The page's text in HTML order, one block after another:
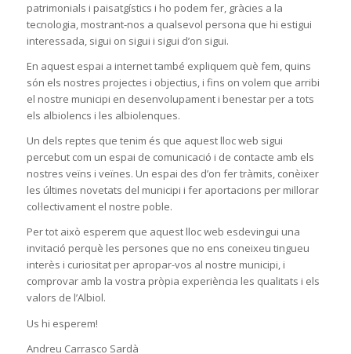
patrimonials i paisatgístics i ho podem fer, gràcies a la
tecnologia, mostrant-nos a qualsevol persona que hi estigui
interessada, sigui on sigui i sigui d’on sigui.
En aquest espai a internet també expliquem què fem, quins
són els nostres projectes i objectius, i fins on volem que arribi
el nostre municipi en desenvolupament i benestar per a tots
els albiolencs i les albiolenques.
Un dels reptes que tenim és que aquest lloc web sigui
percebut com un espai de comunicació i de contacte amb els
nostres veïns i veïnes. Un espai des d’on fer tràmits, conèixer
les últimes novetats del municipi i fer aportacions per millorar
col·lectivament el nostre poble.
Per tot això esperem que aquest lloc web esdevingui una
invitació perquè les persones que no ens coneixeu tingueu
interès i curiositat per apropar-vos al nostre municipi, i
comprovar amb la vostra pròpia experiència les qualitats i els
valors de l’Albiol.
Us hi esperem!
Andreu Carrasco Sardà